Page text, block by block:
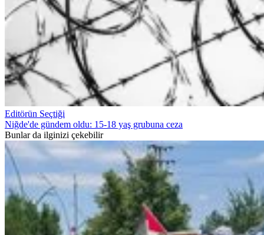
Editörün Seçtiği
Niğde'de gündem oldu: 15-18 yaş grubuna ceza
Bunlar da ilginizi çekebilir